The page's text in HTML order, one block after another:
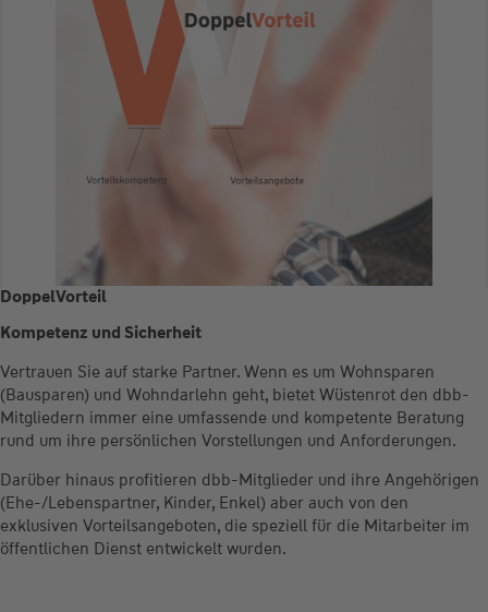
DoppelVorteil
Kompetenz und Sicherheit
Vertrauen Sie auf starke Partner. Wenn es um Wohnsparen
(Bausparen) und Wohndarlehn geht, bietet Wüstenrot den dbb-
Mitgliedern immer eine umfassende und kompetente Beratung
rund um ihre persönlichen Vorstellungen und Anforderungen.
Darüber hinaus profitieren dbb-Mitglieder und ihre Angehörigen
(Ehe-/Lebenspartner, Kinder, Enkel) aber auch von den
exklusiven Vorteilsangeboten, die speziell für die Mitarbeiter im
öffentlichen Dienst entwickelt wurden.